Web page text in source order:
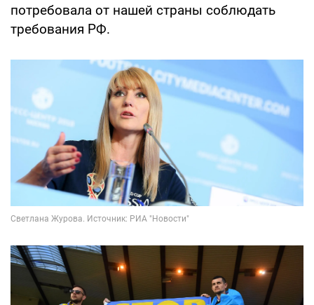
потребовала от нашей страны соблюдать
требования РФ.